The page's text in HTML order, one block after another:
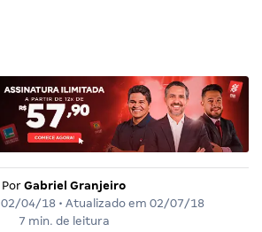
Por Gabriel Granjeiro
02/04/18 • Atualizado em 02/07/18
7 min. de leitura